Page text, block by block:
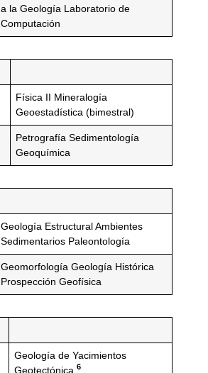
a la Geología Laboratorio de
Computación
Física II Mineralogía
Geoestadística (bimestral)
Petrografía Sedimentología
Geoquímica
Geología Estructural Ambientes
Sedimentarios Paleontología
Geomorfología Geología Histórica
Prospección Geofísica
Geología de Yacimientos
Geotectónica6